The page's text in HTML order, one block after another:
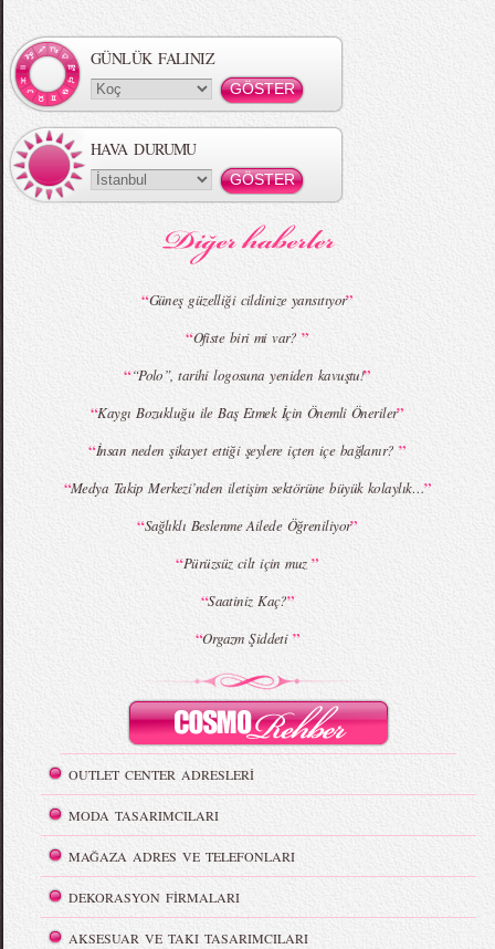
MBFWI - Gülçin Çengel 2015 Yaz
MBFWI - Zeynep Erdoğan 2015 Yaz
MBFWI - Giray Sepin 2015 Yaz Koleksiyonu MBFWI - Burçe Bekrek 2015 Yaz Koleksiyonu
GÜNLÜK FALINIZ
HAVA DURUMU
“Güneş güzelliği cildinize yansıtıyor”
“Ofiste biri mi var?”
““Polo”, tarihi logosuna yeniden kavuştu!”
“Kaygı Bozukluğu ile Baş Etmek İçin Önemli Öneriler”
“İnsan neden şikayet ettiği şeylere içten içe bağlanır?”
“Medya Takip Merkezi’nden iletişim sektörüne büyük kolaylık…”
“Sağlıklı Beslenme Ailede Öğreniliyor”
“Pürüzsüz cilt için muz”
“Saatiniz Kaç?”
“Orgazm Şiddeti ”
OUTLET CENTER ADRESLERİ
MODA TASARIMCILARI
MAĞAZA ADRES VE TELEFONLARI
DEKORASYON FİRMALARI
AKSESUAR VE TAKI TASARIMCILARI